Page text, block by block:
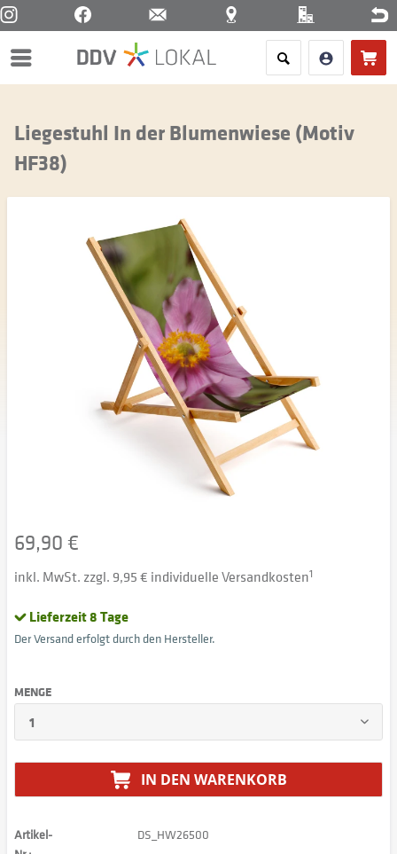
Menü
Liegestuhl In der Blumenwiese (Motiv
HF38)
69,90 €
inkl. MwSt. zzgl. 9,95 € individuelle Versandkosten1
Lieferzeit 8 Tage
Der Versand erfolgt durch den Hersteller.
MENGE
IN DEN WARENKORB
Artikel-
DS_HW26500